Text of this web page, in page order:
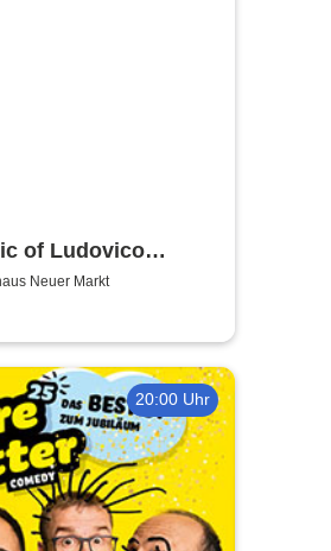
of Ludovico
- Ludovico
bei
Neuer Markt
20:00 Uhr